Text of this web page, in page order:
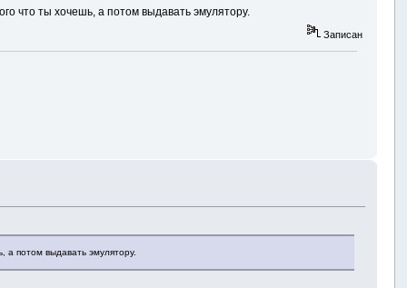
что ты хочешь, а потом выдавать эмулятору.
Записан
а потом выдавать эмулятору.